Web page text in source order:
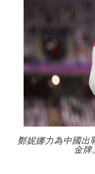
鄭妮娜力為中國出
金牌